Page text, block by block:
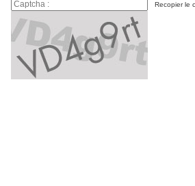
Recopier le